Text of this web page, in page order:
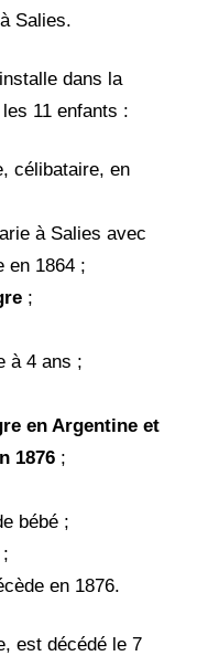
Salies.
dans la
11 enfants :
célibataire, en
à Salies avec
en 1864 ;
;
à 4 ans ;
en Argentine et
1876 ;
bébé ;
en 1876.
est décédé le 7